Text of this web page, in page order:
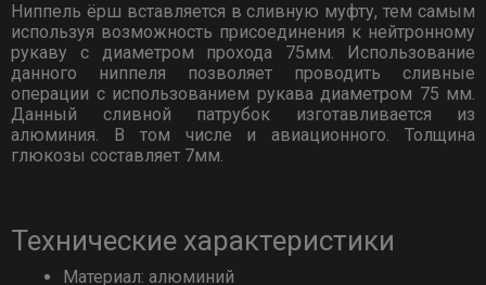
Ниппель ёрш вставляется в сливную муфту, тем самым
используя возможность присоединения к нейтронному
рукаву с диаметром прохода 75мм. Использование
данного ниппеля позволяет проводить сливные
операции с использованием рукава диаметром 75 мм.
Данный сливной патрубок изготавливается из
алюминия. В том числе и авиационного.Толщина
глюкозы составляет 7мм.
Технические характеристики
Материал: алюминий